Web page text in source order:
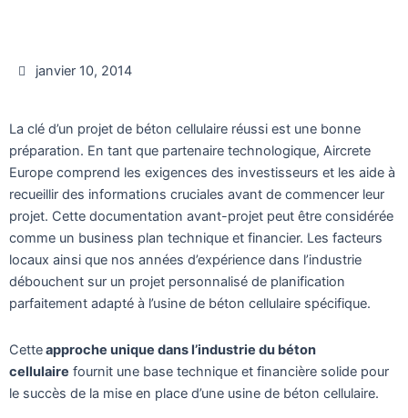
janvier 10, 2014
La clé d’un projet de béton cellulaire réussi est une bonne
préparation. En tant que partenaire technologique, Aircrete
Europe comprend les exigences des investisseurs et les aide à
recueillir des informations cruciales avant de commencer leur
projet. Cette documentation avant-projet peut être considérée
comme un business plan technique et financier. Les facteurs
locaux ainsi que nos années d’expérience dans l’industrie
débouchent sur un projet personnalisé de planification
parfaitement adapté à l’usine de béton cellulaire spécifique.
Cetteapproche unique dans l’industrie du béton
cellulaire fournit une base technique et financière solide pour
le succès de la mise en place d’une usine de béton cellulaire.